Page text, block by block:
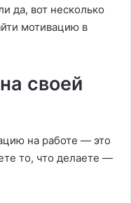
да, вот несколько
мотивацию в
своей
на работе — это
то, что делаете —